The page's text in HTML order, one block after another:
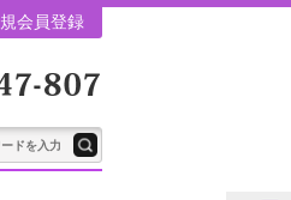
会員登録